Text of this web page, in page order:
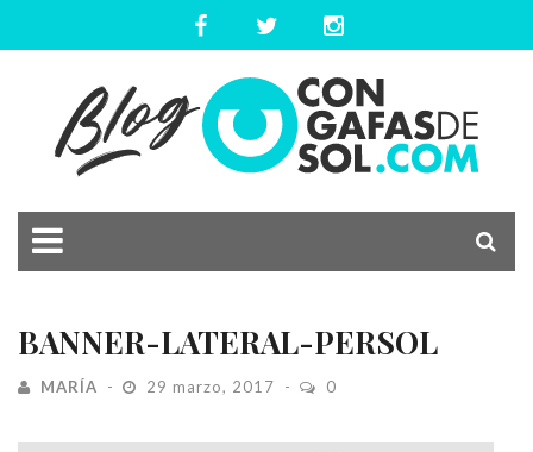
BANNER-LATERAL-PERSOL
MARÍA 29 marzo, 2017 0